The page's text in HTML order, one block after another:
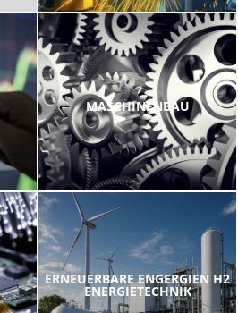
MASCHINENBAU
ERNEUERBARE ENGERGIEN H2
ENERGIETECHNIK